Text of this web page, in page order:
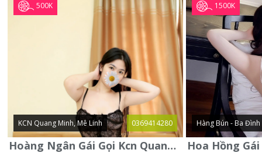
500K
KCN Quang Minh, Mê Linh 0369414280
Hoàng Ngân Gái Gọi Kcn Quang Minh - Mê Linh . Hàng Vip Lần Đầu
1500K
Hàng Bún - Ba Đình